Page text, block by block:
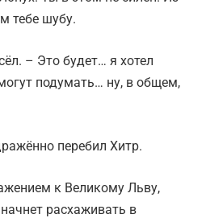
тебе шубу.
– Это будет… я хотел
подумать… ну, в общем,
перебил Хитр.
к Великому Льву,
расхаживать в